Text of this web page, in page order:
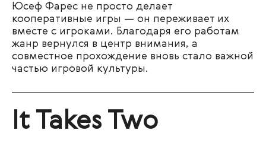
Юсеф Фарес не просто делает
кооперативные игры — он переживает их
вместе с игроками. Благодаря его работам
жанр вернулся в центр внимания, а
совместное прохождение вновь стало важной
частью игровой культуры.
It Takes Two